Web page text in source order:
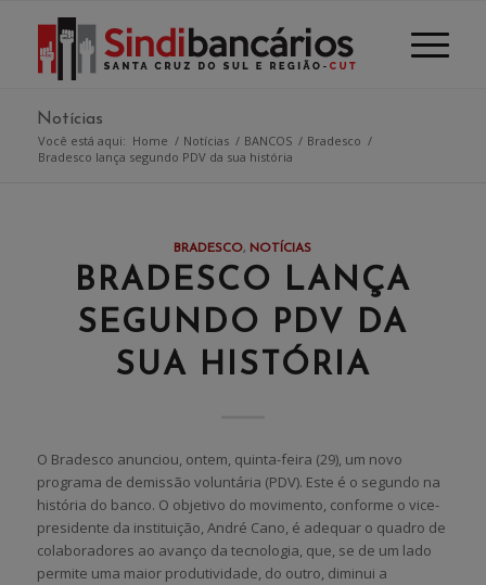
Notícias
Você está aqui: Home / Notícias / BANCOS / Bradesco /
Bradesco lança segundo PDV da sua história
BRADESCO, NOTÍCIAS
BRADESCO LANÇA
SEGUNDO PDV DA
SUA HISTÓRIA
O Bradesco anunciou, ontem, quinta-feira (29), um novo
programa de demissão voluntária (PDV). Este é o segundo na
história do banco. O objetivo do movimento, conforme o vice-
presidente da instituição, André Cano, é adequar o quadro de
colaboradores ao avanço da tecnologia, que, se de um lado
permite uma maior produtividade, do outro, diminui a